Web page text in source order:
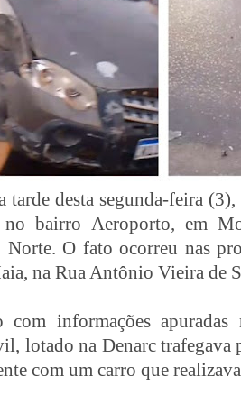
tarde desta segunda-feira
no bairro Aeroporto, em
Norte. O fato ocorreu nas
na Rua Antônio Vieira de
com informações
lotado na Denarc trafegava
com um carro que